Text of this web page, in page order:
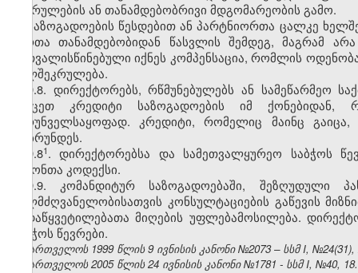
შესრულების ან თანამდებობრივი მდგომარეობის გამო.
საზოგადოების წესდებით ან პარტნიორთა ცალკე
პირთა თანამდებობიდან წასვლის შემდეგ, მაგრამ
გათვალისწინებული იქნეს კომპენსაცია, რომლის
ხელშეკრულება.
9.8. დირექტორებს, რწმუნებულებს ან სამეწარმეო
მიეცეთ კრედიტი საზოგადოების იმ ქონებიდან,
უზრუნველსაყოფად. კრედიტი, რომელიც მაინც გაიცა,
დაბრუნდეს.
9.8​1. დირექტორებსა და სამეთვალყურეო საბჭოს
კანონთა კოდექსი.
9.9. კომანდიტურ საზოგადოებაში, შეზღუდული
ხელმძღვანელობისათვის კონსულტაციების გაწევის
გადაწყვეტილებათა მიღების უფლებამოსილება.
საბჭოს წევრები.
საქართველოს 1999 წლის 9 ივნისის კანონი №2073 – სსმ I, №24(31),
საქართველოს 2005 წლის 24 ივნისის კანონი №1781 - სსმ I, №40,